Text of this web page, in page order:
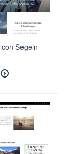
Segeln